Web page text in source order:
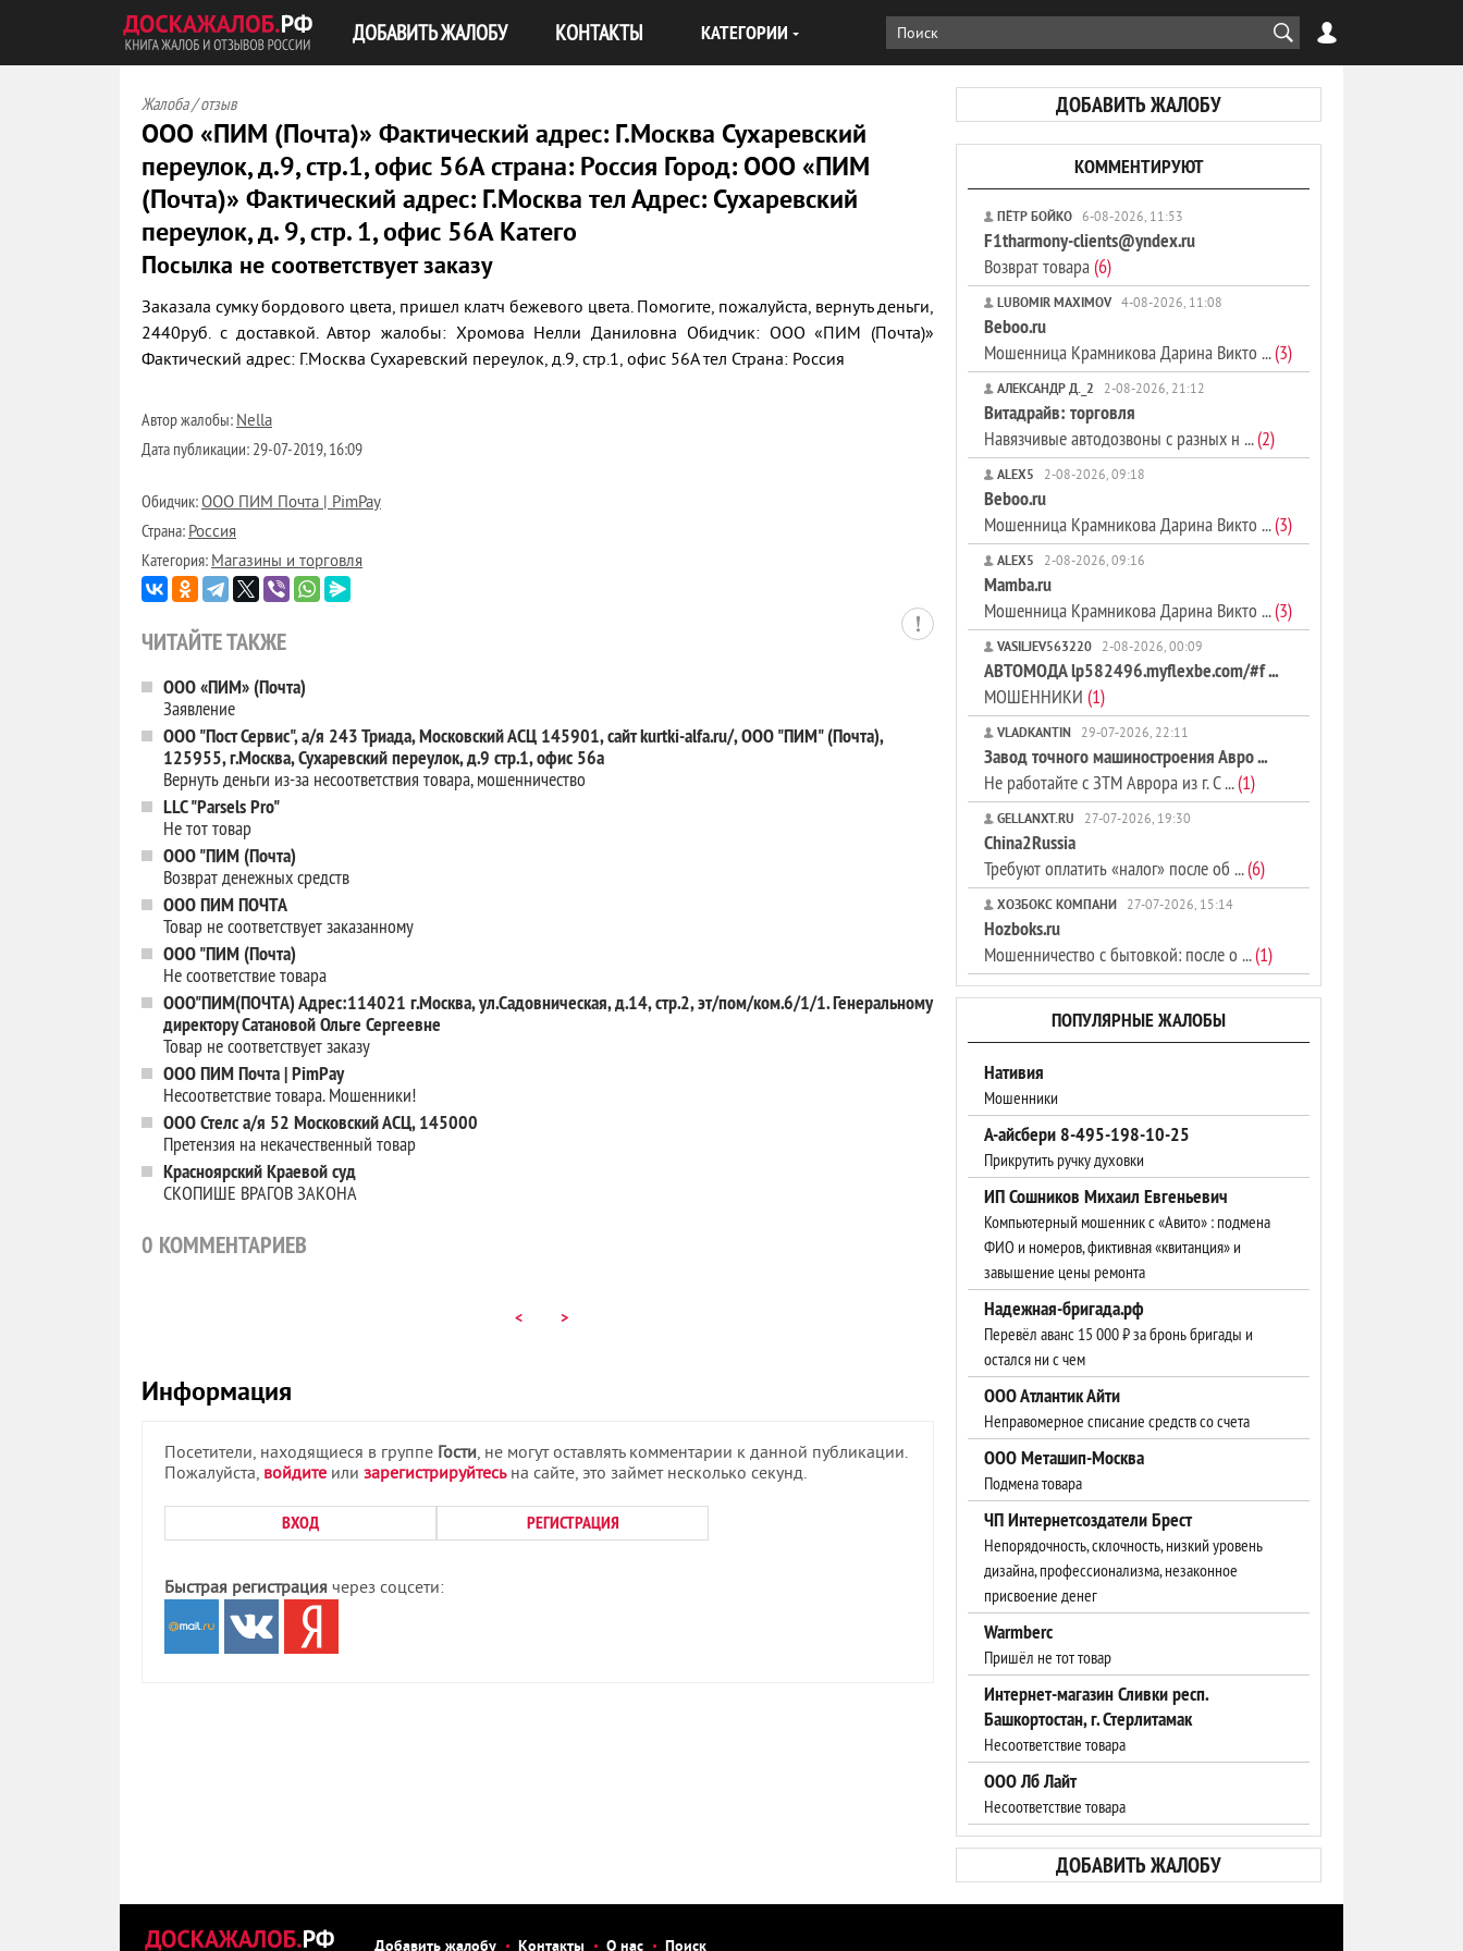
ДОБАВИТЬ ЖАЛОБУ КОНТАКТЫ КАТЕГОРИИ
ДОБАВИТЬ ЖАЛОБУ
Жалоба / отзыв
ООО «ПИМ (Почта)» Фактический адрес: Г.Москва Сухаревский
переулок, д.9, стр.1, офис 56А страна: Россия Город: ООО «ПИМ
(Почта)» Фактический адрес: Г.Москва тел Адрес: Сухаревский
переулок, д. 9, стр. 1, офис 56А Катего
Посылка не соответствует заказу
Заказала сумку бордового цвета, пришел клатч бежевого цвета. Помогите, пожалуйста, вернуть деньги,
2440руб. с доставкой. Автор жалобы: Хромова Нелли Даниловна Обидчик: ООО «ПИМ (Почта)»
Фактический адрес: Г.Москва Сухаревский переулок, д.9, стр.1, офис 56А тел Страна: Россия
Автор жалобы:Nella
Дата публикации: 29-07-2019, 16:09
Обидчик:ООО ПИМ Почта | PimPay
Страна:Россия
Категория:Магазины и торговля
ЧИТАЙТЕ ТАКЖЕ
ООО «ПИМ» (Почта)
Заявление
ООО "Пост Сервис", а/я 243 Триада, Московский АСЦ 145901, сайт kurtki-alfa.ru/, ООО "ПИМ" (Почта),
125955, г.Москва, Сухаревский переулок, д.9 стр.1, офис 56а
Вернуть деньги из-за несоответствия товара, мошенничество
LLC "Parsels Pro"
Не тот товар
ООО "ПИМ (Почта)
Возврат денежных средств
ООО ПИМ ПОЧТА
Товар не соответствует заказанному
ООО "ПИМ (Почта)
Не соответствие товара
ООО"ПИМ(ПОЧТА) Адрес:114021 г.Москва, ул.Садовническая, д.14, стр.2, эт/пом/ком.6/1/1. Генеральному
директору Сатановой Ольге Сергеевне
Товар не соответствует заказу
ООО ПИМ Почта | PimPay
Несоответствие товара. Мошенники!
ООО Стелс а/я 52 Московский АСЦ, 145000
Претензия на некачественный товар
Красноярский Краевой суд
СКОПИШЕ ВРАГОВ ЗАКОНА
0 КОММЕНТАРИЕВ
< >
Информация
Посетители, находящиеся в группе Гости, не могут оставлять комментарии к данной публикации.
Пожалуйста, войдите или зарегистрируйтесьна сайте, это займет несколько секунд.
ВХОД РЕГИСТРАЦИЯ
Быстрая регистрация через соцсети:
КОММЕНТИРУЮТ
ПЁТР БОЙКО 6-08-2026, 11:53
F1tharmony-clients@yndex.ru
Возврат товара(6)
LUBOMIR MAXIMOV 4-08-2026, 11:08
Beboo.ru
Мошенница Крамникова Дарина Викто ...(3)
АЛЕКСАНДР Д._2 2-08-2026, 21:12
Витадрайв: торговля
Навязчивые автодозвоны с разных н ...(2)
ALEX5 2-08-2026, 09:18
Beboo.ru
Мошенница Крамникова Дарина Викто ...(3)
ALEX5 2-08-2026, 09:16
Mamba.ru
Мошенница Крамникова Дарина Викто ...(3)
VASILJEV563220 2-08-2026, 00:09
АВТОМОДА lp582496.myflexbe.com/#f ...
МОШЕННИКИ (1)
VLADKANTIN 29-07-2026, 22:11
Завод точного машиностроения Авро ...
Не работайте с ЗТМ Аврора из г. С ...(1)
GELLANXT.RU 27-07-2026, 19:30
China2Russia
Требуют оплатить «налог» после об ...(6)
ХОЗБОКС КОМПАНИ 27-07-2026, 15:14
Hozboks.ru
Мошенничество с бытовкой: после о ...(1)
ПОПУЛЯРНЫЕ ЖАЛОБЫ
Нативия
Мошенники
А-айсбери 8-495-198-10-25
Прикрутить ручку духовки
ИП Сошников Михаил Евгеньевич
Компьютерный мошенник с «Авито» : подмена
ФИО и номеров, фиктивная «квитанция» и
завышение цены ремонта
Надежная-бригада.рф
Перевёл аванс 15 000 ₽ за бронь бригады и
остался ни с чем
ООО Атлантик Айти
Неправомерное списание средств со счета
ООО Меташип-Москва
Подмена товара
ЧП Интернетсоздатели Брест
Непорядочность, склочность, низкий уровень
дизайна, профессионализма, незаконное
присвоение денег
Warmberc
Пришёл не тот товар
Интернет-магазин Сливки респ.
Башкортостан, г. Стерлитамак
Несоответствие товара
ООО Лб Лайт
Несоответствие товара
ДОБАВИТЬ ЖАЛОБУ
Добавить жалобу Контакты О нас Поиск